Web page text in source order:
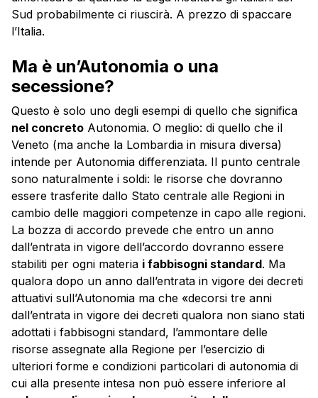
Sud probabilmente ci riuscirà. A prezzo di spaccare
l’Italia.
Ma è un’Autonomia o una
secessione?
Questo è solo uno degli esempi di quello che significa
nel concreto Autonomia. O meglio: di quello che il
Veneto (ma anche la Lombardia in misura diversa)
intende per Autonomia differenziata. Il punto centrale
sono naturalmente i soldi: le risorse che dovranno
essere trasferite dallo Stato centrale alle Regioni in
cambio delle maggiori competenze in capo alle regioni.
La bozza di accordo prevede che entro un anno
dall’entrata in vigore dell’accordo dovranno essere
stabiliti per ogni materia i fabbisogni standard. Ma
qualora dopo un anno dall’entrata in vigore dei decreti
attuativi sull’Autonomia ma che «decorsi tre anni
dall’entrata in vigore dei decreti qualora non siano stati
adottati i fabbisogni standard, l’ammontare delle
risorse assegnate alla Regione per l’esercizio di
ulteriori forme e condizioni particolari di autonomia di
cui alla presente intesa non può essere inferiore al